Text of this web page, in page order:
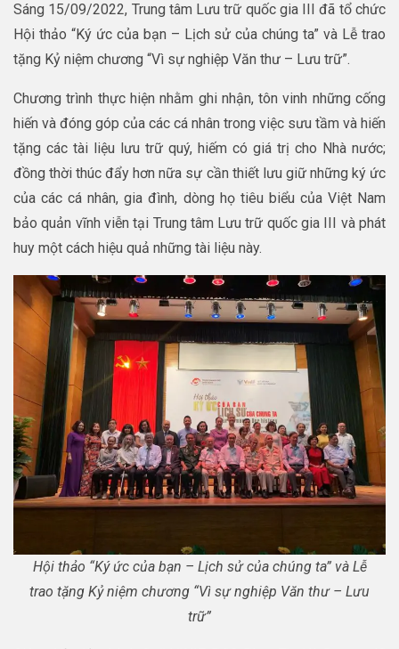
Sáng 15/09/2022, Trung tâm Lưu trữ quốc gia III đã tổ chức
Hội thảo “Ký ức của bạn – Lịch sử của chúng ta” và Lễ trao
tặng Kỷ niệm chương “Vì sự nghiệp Văn thư – Lưu trữ”.
Chương trình thực hiện nhằm ghi nhận, tôn vinh những cống
hiến và đóng góp của các cá nhân trong việc sưu tầm và hiến
tặng các tài liệu lưu trữ quý, hiếm có giá trị cho Nhà nước;
đồng thời thúc đẩy hơn nữa sự cần thiết lưu giữ những ký ức
của các cá nhân, gia đình, dòng họ tiêu biểu của Việt Nam
bảo quản vĩnh viễn tại Trung tâm Lưu trữ quốc gia III và phát
huy một cách hiệu quả những tài liệu này.
Hội thảo “Ký ức của bạn – Lịch sử của chúng ta” và Lễ
trao tặng Kỷ niệm chương “Vì sự nghiệp Văn thư – Lưu
trữ”